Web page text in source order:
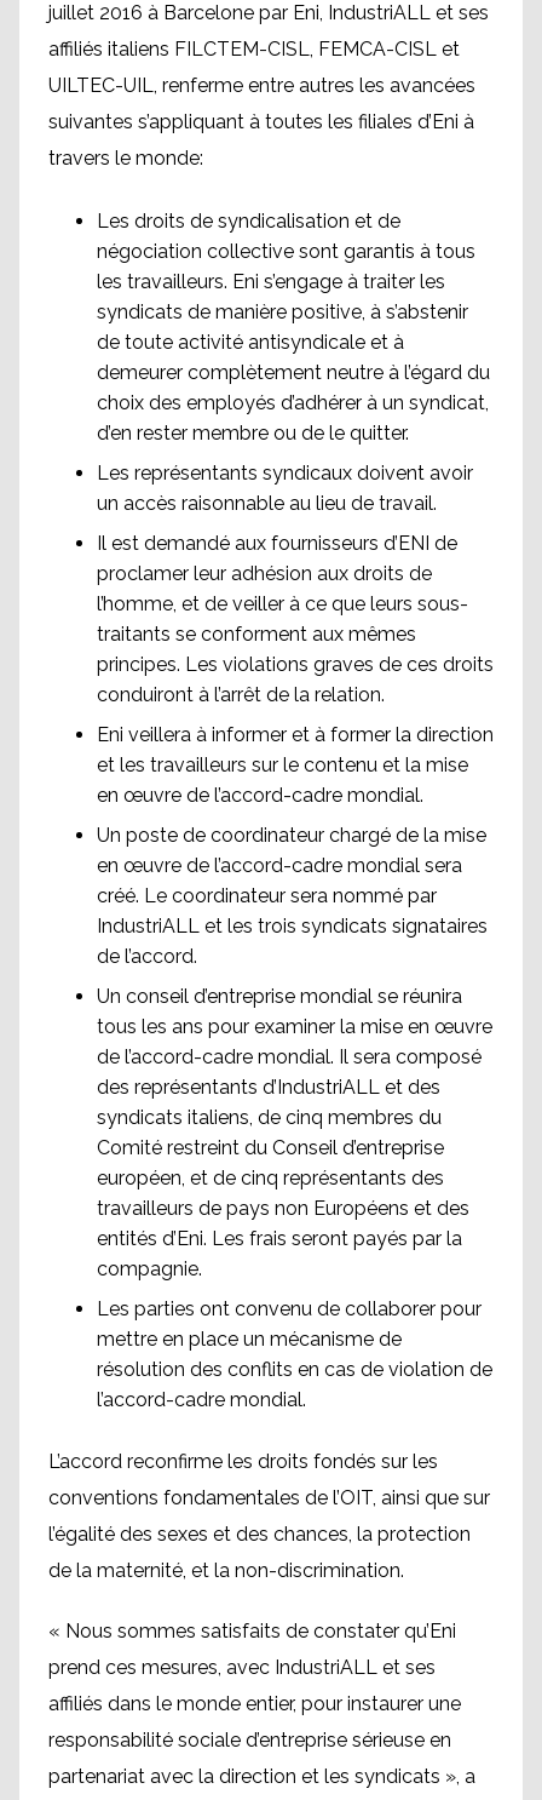
juillet 2016 à Barcelone par Eni, IndustriALL et ses
affiliés italiens FILCTEM-CISL, FEMCA-CISL et
UILTEC-UIL, renferme entre autres les avancées
suivantes s’appliquant à toutes les filiales d’Eni à
travers le monde:
Les droits de syndicalisation et de
négociation collective sont garantis à tous
les travailleurs. Eni s’engage à traiter les
syndicats de manière positive, à s’abstenir
de toute activité antisyndicale et à
demeurer complètement neutre à l’égard du
choix des employés d’adhérer à un syndicat,
d’en rester membre ou de le quitter.
Les représentants syndicaux doivent avoir
un accès raisonnable au lieu de travail.
Il est demandé aux fournisseurs d’ENI de
proclamer leur adhésion aux droits de
l’homme, et de veiller à ce que leurs sous-
traitants se conforment aux mêmes
principes. Les violations graves de ces droits
conduiront à l’arrêt de la relation.
Eni veillera à informer et à former la direction
et les travailleurs sur le contenu et la mise
en œuvre de l’accord-cadre mondial.
Un poste de coordinateur chargé de la mise
en œuvre de l’accord-cadre mondial sera
créé. Le coordinateur sera nommé par
IndustriALL et les trois syndicats signataires
de l’accord.
Un conseil d’entreprise mondial se réunira
tous les ans pour examiner la mise en œuvre
de l’accord-cadre mondial. Il sera composé
des représentants d’IndustriALL et des
syndicats italiens, de cinq membres du
Comité restreint du Conseil d’entreprise
européen, et de cinq représentants des
travailleurs de pays non Européens et des
entités d’Eni. Les frais seront payés par la
compagnie.
Les parties ont convenu de collaborer pour
mettre en place un mécanisme de
résolution des conflits en cas de violation de
l’accord-cadre mondial.
L’accord reconfirme les droits fondés sur les
conventions fondamentales de l’OIT, ainsi que sur
l’égalité des sexes et des chances, la protection
de la maternité, et la non-discrimination.
« Nous sommes satisfaits de constater qu’Eni
prend ces mesures, avec IndustriALL et ses
affiliés dans le monde entier, pour instaurer une
responsabilité sociale d’entreprise sérieuse en
partenariat avec la direction et les syndicats », a